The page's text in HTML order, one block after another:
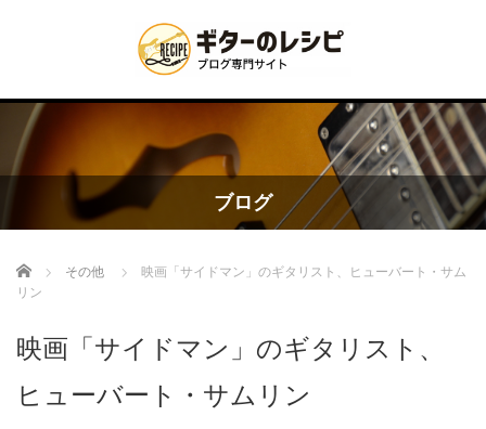
ブログ
Home その他
映画「サイドマン」のギタリスト、ヒューバート・サム
リン
映画「サイドマン」のギタリスト、
ヒューバート・サムリン